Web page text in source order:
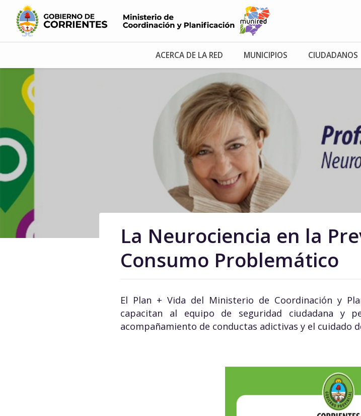
ACERCA DE LA RED MUNICIPIOS CIUDADANOS
La Neurociencia en la
Consumo Problemático
El Plan + Vida del Ministerio de Coordinación y
capacitan al equipo de seguridad ciudadana y
acompañamiento de conductas adictivas y el cuidado